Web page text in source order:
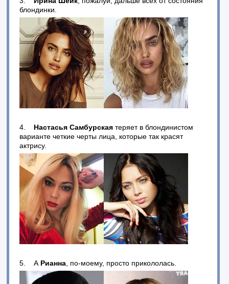
блондинки.
4. Настасья Самбурская теряет в блондинистом
варианте четкие черты лица, которые так красят
актрису.
5. А Рианна , по-моему, просто прикололась.